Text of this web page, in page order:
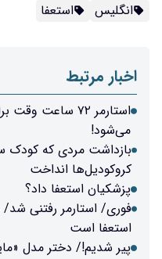
انگلیس استعفا
اخبار مرتبط
استارمر ۷۲ ساعت
می‌شود!
بازداشت مردی که کودک
کروکودیل‌ها انداخت
پزشکیان استعفا داد؟
فوری/ استارمر رفتنی
استعفا است
پیر شدیم!/ دختر مدل